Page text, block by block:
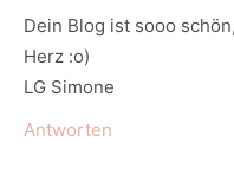
Dein Blog ist sooo
Herz :o)
LG Simone
Antworten